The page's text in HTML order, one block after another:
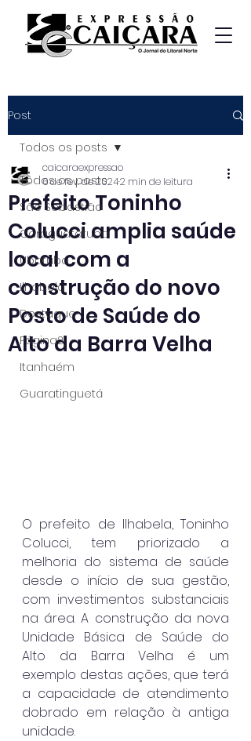
Post
Todos os posts
São Sebastião
Caraguatatuba
Ubatuba
Ilhabela
Destaque
Página2
Itanhaém
Guaratinguetá
Todos os posts
Prefeito Toninho
Colucci amplia saúde
local com a
construção do novo
Posto de Saúde do
Alto da Barra Velha
caicaraexpressao
6 de fev. de 20242 min de leitura
O prefeito de Ilhabela, Toninho
Colucci, tem priorizado a
melhoria do sistema de saúde
desde o início de sua gestão,
com investimentos substanciais
na área. A construção da nova
Unidade Básica de Saúde do
Alto da Barra Velha é um
exemplo destas ações, que terá
a capacidade de atendimento
dobrado em relação à antiga
unidade.